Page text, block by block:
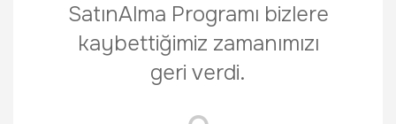
SatınAlma Programı bizlere
kaybettiğimiz zamanımızı
geri verdi.